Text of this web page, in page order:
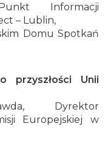
Informacji
– Lublin,
Domu Spotkań
przyszłości Unii
Dyrektor
Europejskiej w